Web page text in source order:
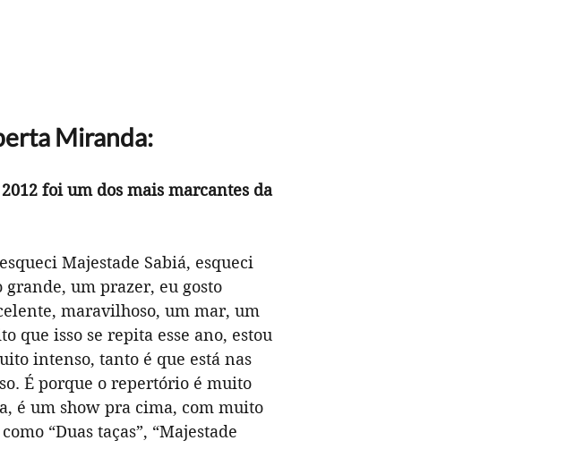
Miranda:
foi um dos mais marcantes da
Majestade Sabiá, esqueci
grande, um prazer, eu gosto
maravilhoso, um mar, um
que isso se repita esse ano, estou
intenso, tanto é que está nas
É porque o repertório é muito
é um show pra cima, com muito
“Duas taças”, “Majestade